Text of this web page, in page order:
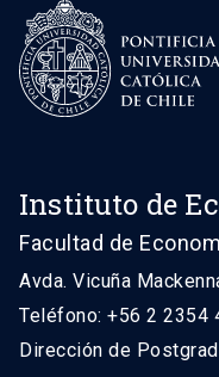
Instituto de
Facultad de
Avda. Vicuña
Teléfono: +56 2 2354
Dirección de